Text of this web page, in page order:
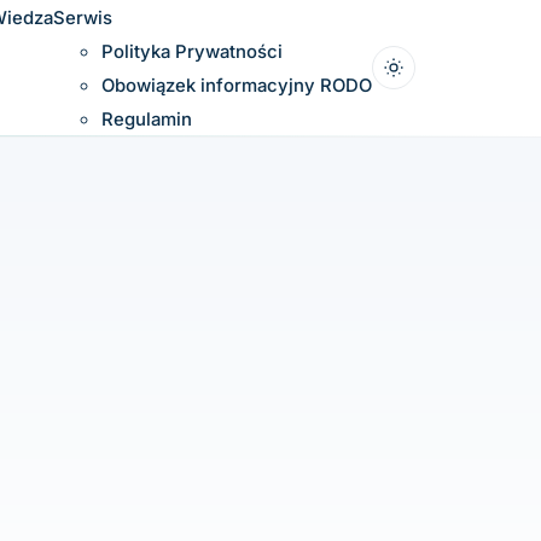
Serwis
Polityka Prywatności
Obowiązek informacyjny RODO
Regulamin